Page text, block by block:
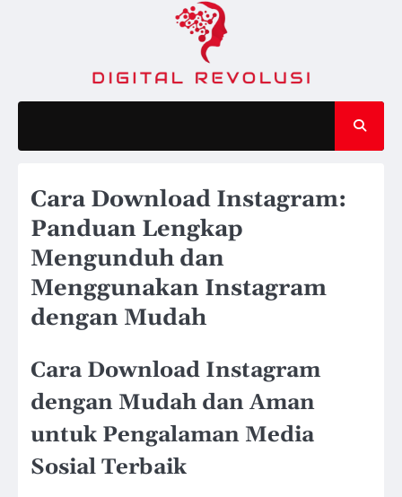
Cara Download Instagram:
Panduan Lengkap
Mengunduh dan
Menggunakan Instagram
dengan Mudah
Cara Download Instagram
dengan Mudah dan Aman
untuk Pengalaman Media
Sosial Terbaik